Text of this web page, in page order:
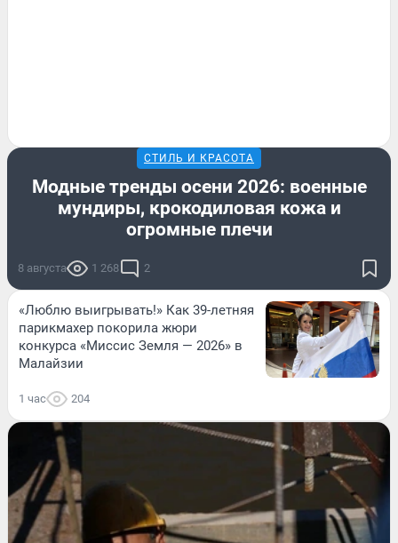
СТИЛЬ И КРАСОТА
Модные тренды осени 2026: военные
мундиры, крокодиловая кожа и
огромные плечи
8 августа 1 268 2
«Люблю выигрывать!» Как 39-летняя
парикмахер покорила жюри
конкурса «Миссис Земля — 2026» в
Малайзии
1 час 204